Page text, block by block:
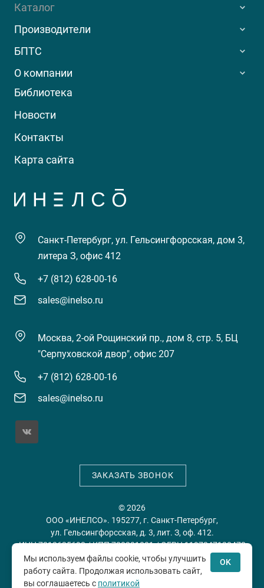
Каталог
Производители
БПТС
О компании
Библиотека
Новости
Контакты
Карта сайта
Санкт-Петербург, ул. Гельсингфорсская, дом 3,
литера З, офис 412
+7 (812) 628-00-16
sales@inelso.ru
Москва, 2-ой Рощинский пр., дом 8, стр. 5, БЦ
"Серпуховской двор", офис 207
+7 (812) 628-00-16
sales@inelso.ru
ЗАКАЗАТЬ ЗВОНОК
© 2026
ООО «ИНЕЛСО». 195277, г. Санкт-Петербург,
ул. Гельсингфорсская, д. 3, лит. З, оф. 412.
ИНН 7813635698 / КПП 780201001 / ОГРН 1197847128478
Политика конфиденциальности
Мы используем файлы cookie, чтобы улучшить
работу сайта. Продолжая использовать сайт,
вы соглашаетесь с политикой
OK